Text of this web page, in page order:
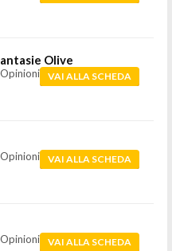
Olive
VAI ALLA SCHEDA
VAI ALLA SCHEDA
VAI ALLA SCHEDA